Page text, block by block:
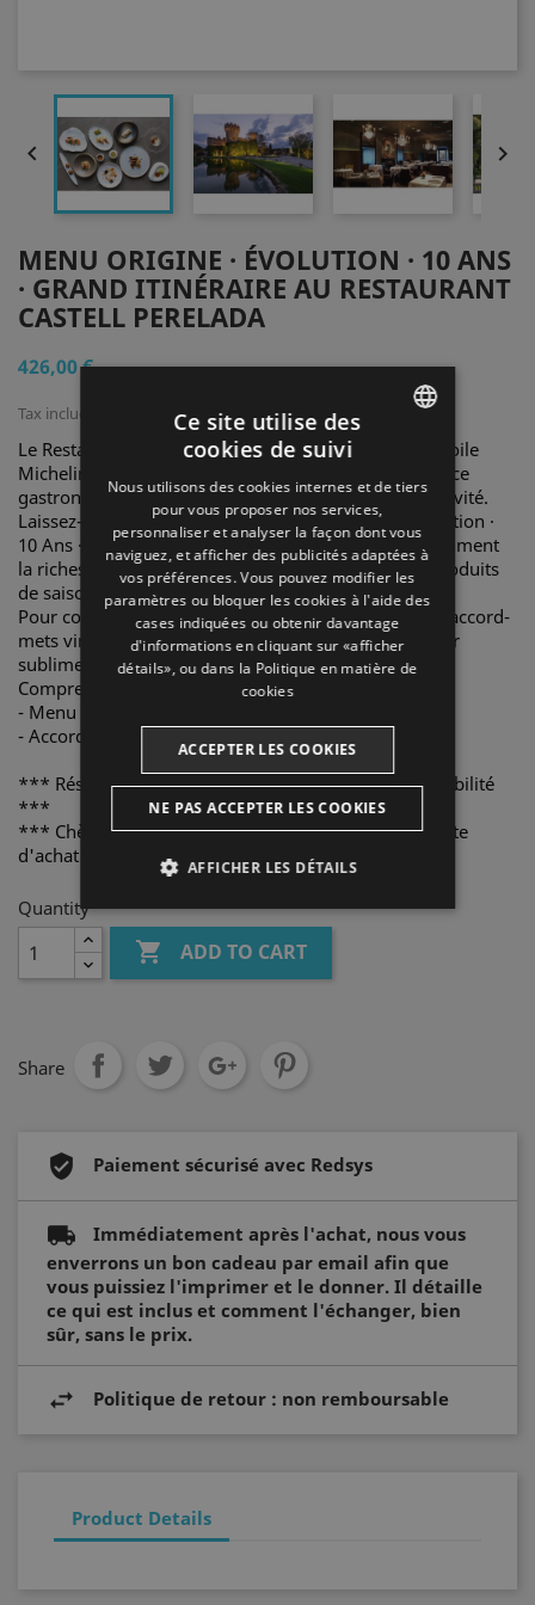
 
MENU ORIGINE · ÉVOLUTION · 10 ANS
· GRAND ITINÉRAIRE AU RESTAURANT
CASTELL PERELADA
426,00 €
Tax included
Le Restaurant Castell Perelada, distingué avec une Étoile
Michelin et deux Soles Repsol, propose une expérience
gastronomique aillant tradition, innovation et exclusivité.
Laissez-vous captiver par notre Menu Origine · Évolution ·
10 Ans · Grand Itinéraire, avec des créations qui expriment
la richesse du territoire de l’Empordà à travers de produits
de saison.
Pour compléter l’expérience, profitez d’un excellent accord-
mets vins Perelada, soigneusement sélectionnés pour
sublimer chaque saveur et chaque arôme.
Comprend pour deux personnes:
- Menu Origine · Évolution · 10 Ans · Grand Itinéraire.
- Accords-mets vins exclusifs La Sélection Perelada.
*** Réservation préalable nécessaire. Sujet à disponibilité
***
*** Chèque cadeau valable un an à compter de la date
d'achat ***
Quantity
 ADD TO CART
Share
Paiement sécurisé avec Redsys
Immédiatement après l'achat, nous vous
enverrons un bon cadeau par email afin que
vous puissiez l'imprimer et le donner. Il détaille
ce qui est inclus et comment l'échanger, bien
sûr, sans le prix.
Politique de retour : non remboursable
Product Details
ENGLISH
FRENCH
CATALAN
Ce site utilise des
cookies de suivi
Nous utilisons des cookies internes et de tiers
pour vous proposer nos services,
personnaliser et analyser la façon dont vous
naviguez, et afficher des publicités adaptées à
vos préférences. Vous pouvez modifier les
paramètres ou bloquer les cookies à l'aide des
cases indiquées ou obtenir davantage
d'informations en cliquant sur «afficher
détails», ou dans la Politique en matière de
cookies
ACCEPTER LES COOKIES
NE PAS ACCEPTER LES COOKIES
AFFICHER LES DÉTAILS
ANALYTIQUES
FONCTIONNALITÉ
Strictement nécessaires
Analytiques
Publicitaires
Fonctionnalité
Les cookies strictement nécessaires rendent
possible les fonctionnalités centrales du site
Internet, comme l'ouverture de session
d'utilisateur et la gestion du compte. Le site
Nom
Fournisseur / Domaine Expiration
__cf_bm